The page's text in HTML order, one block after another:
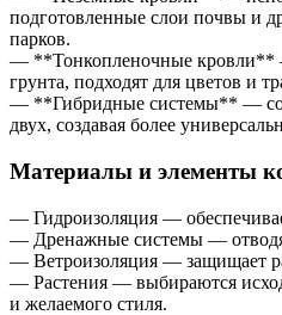
подготовленные слои почвы и
парков.
— **Тонкопленочные
грунта, подходят для цветов и
— **Гибридные системы** —
двух, создавая более
Материалы и элементы
— Гидроизоляция —
— Дренажные системы —
— Ветроизоляция — защищает
— Растения — выбираются
и желаемого стиля.